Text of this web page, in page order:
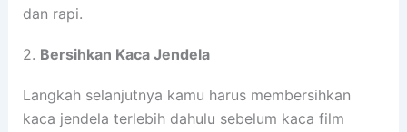
dan rapi.
2. Bersihkan Kaca Jendela
Langkah selanjutnya kamu harus membersihkan
kaca jendela terlebih dahulu sebelum kaca film